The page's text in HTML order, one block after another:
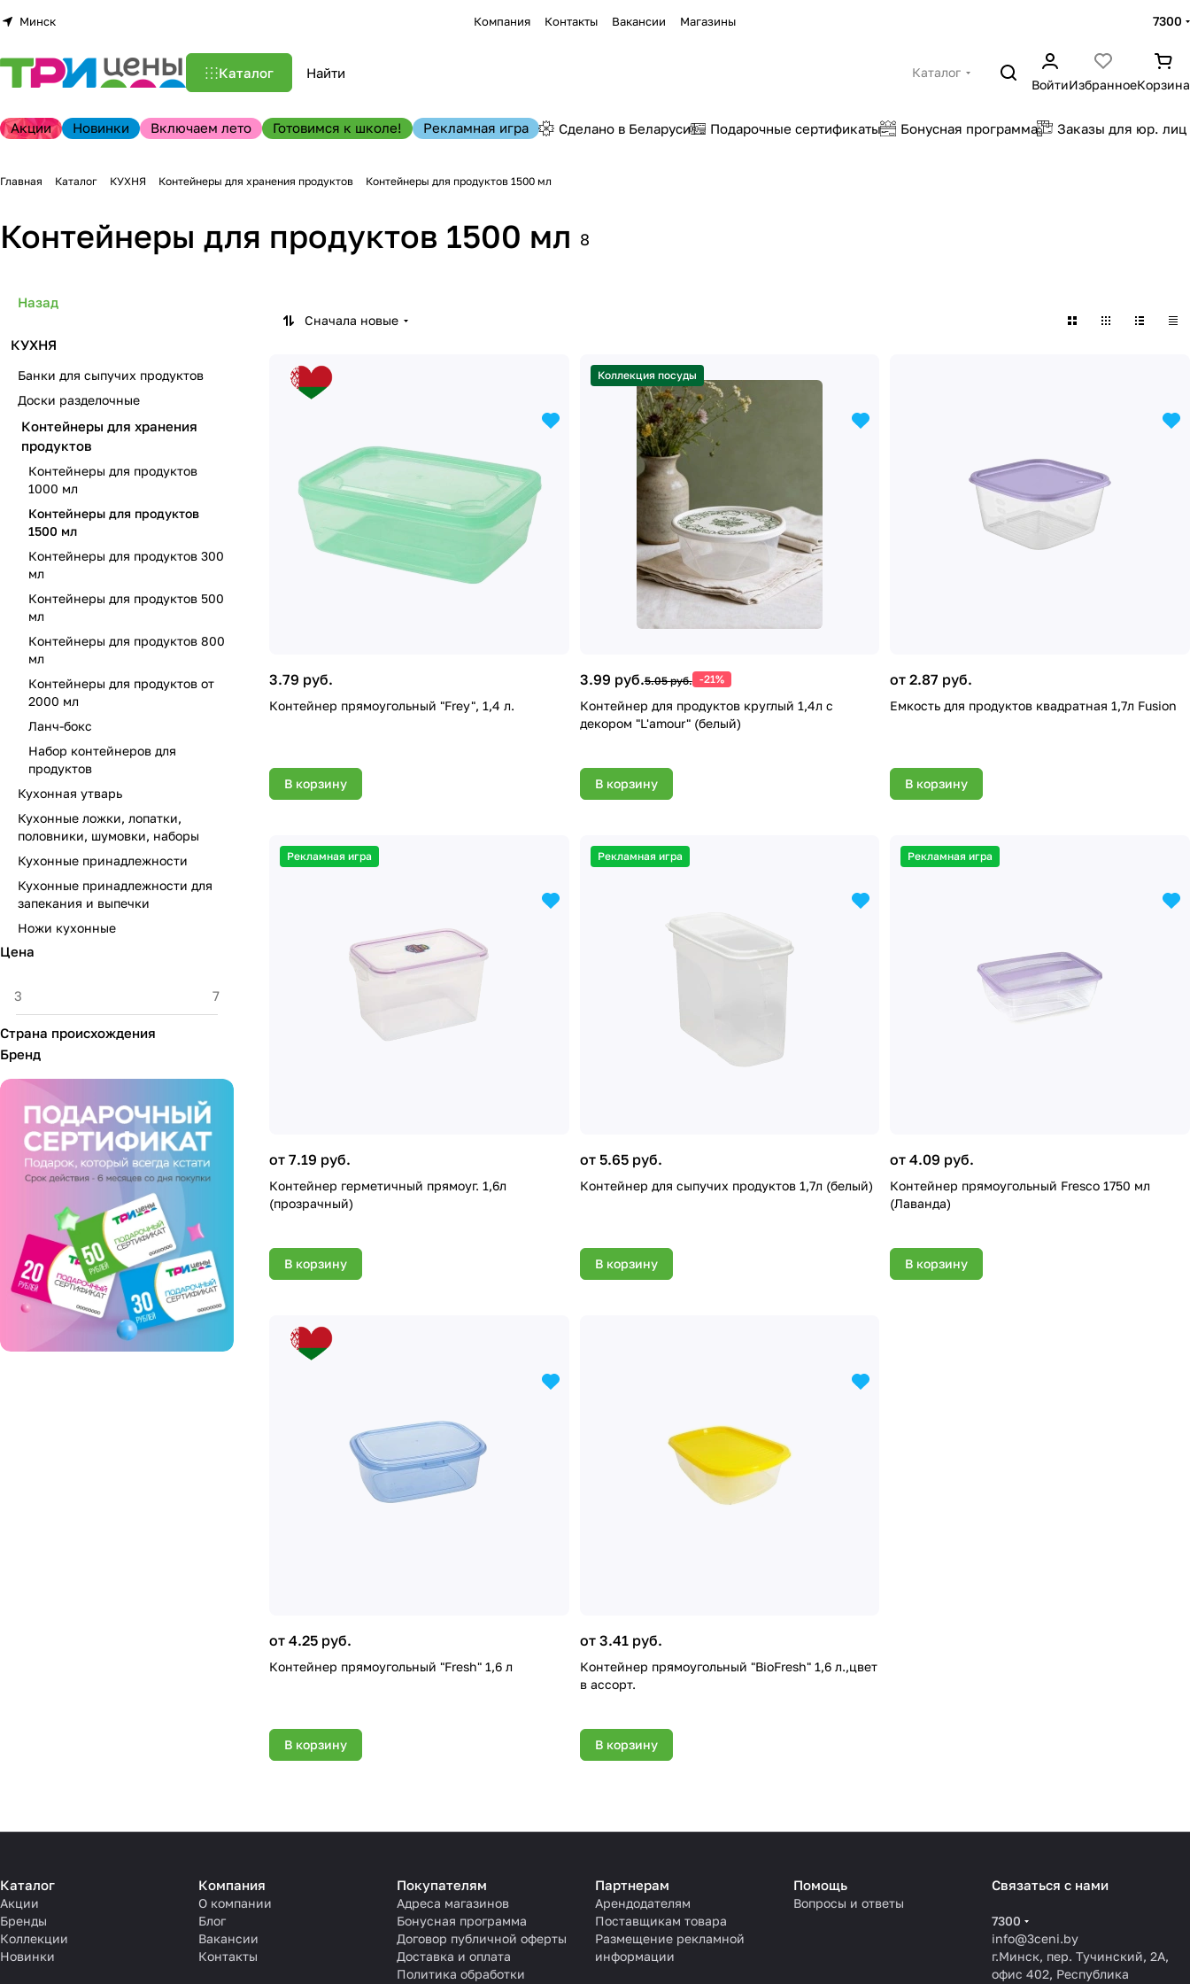
Минск Компания Контакты Вакансии Магазины 7300
Каталог
Каталог
ВойтиИзбранноеКорзина
Акции Новинки Включаем лето Готовимся к школе! Рекламная игра Сделано в Беларуси Подарочные сертификаты Бонусная программа Заказы для юр. лиц
Главная Каталог КУХНЯ Контейнеры для хранения продуктов Контейнеры для продуктов 1500 мл
Контейнеры для продуктов 1500 мл 8
Сначала новые
3.79 руб.
Контейнер прямоугольный "Frey", 1,4 л.
В корзину
Коллекция посуды
3.99 руб.5.05 руб. -21%
Контейнер для продуктов круглый 1,4л с
декором "L'amour" (белый)
В корзину
от 2.87 руб.
Емкость для продуктов квадратная 1,7л Fusion
В корзину
Рекламная игра
от 7.19 руб.
Контейнер герметичный прямоуг. 1,6л
(прозрачный)
В корзину
Рекламная игра
от 5.65 руб.
Контейнер для сыпучих продуктов 1,7л (белый)
В корзину
Рекламная игра
от 4.09 руб.
Контейнер прямоугольный Fresco 1750 мл
(Лаванда)
В корзину
от 4.25 руб.
Контейнер прямоугольный "Fresh" 1,6 л
В корзину
от 3.41 руб.
Контейнер прямоугольный "BioFresh" 1,6 л.,цвет
в ассорт.
В корзину
Назад
КУХНЯ
Банки для сыпучих продуктов
Доски разделочные
Контейнеры для хранения
продуктов
Контейнеры для продуктов
1000 мл
Контейнеры для продуктов
1500 мл
Контейнеры для продуктов 300
мл
Контейнеры для продуктов 500
мл
Контейнеры для продуктов 800
мл
Контейнеры для продуктов от
2000 мл
Ланч-бокс
Набор контейнеров для
продуктов
Кухонная утварь
Кухонные ложки, лопатки,
половники, шумовки, наборы
Кухонные принадлежности
Кухонные принадлежности для
запекания и выпечки
Ножи кухонные
Цена
Страна происхождения
Бренд
Каталог
Акции
Бренды
Коллекции
Новинки
Компания
О компании
Блог
Вакансии
Контакты
Покупателям
Адреса магазинов
Бонусная программа
Договор публичной оферты
Доставка и оплата
Политика обработки
Партнерам
Арендодателям
Поставщикам товара
Размещение рекламной
информации
Помощь
Вопросы и ответы
Связаться с нами
7300
info@3ceni.by
г.Минск, пер. Тучинский, 2А,
офис 402, Республика